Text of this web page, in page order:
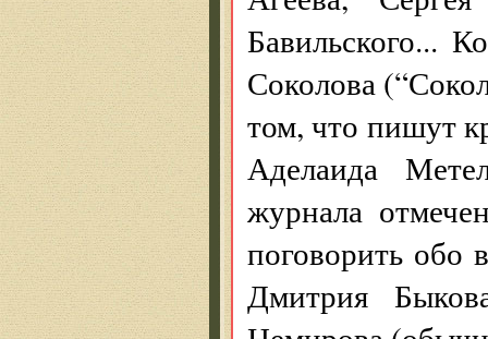
Бавильского...
Соколова
том, что пишут
Аделаида
журнала
поговорить обо
Дмитрия